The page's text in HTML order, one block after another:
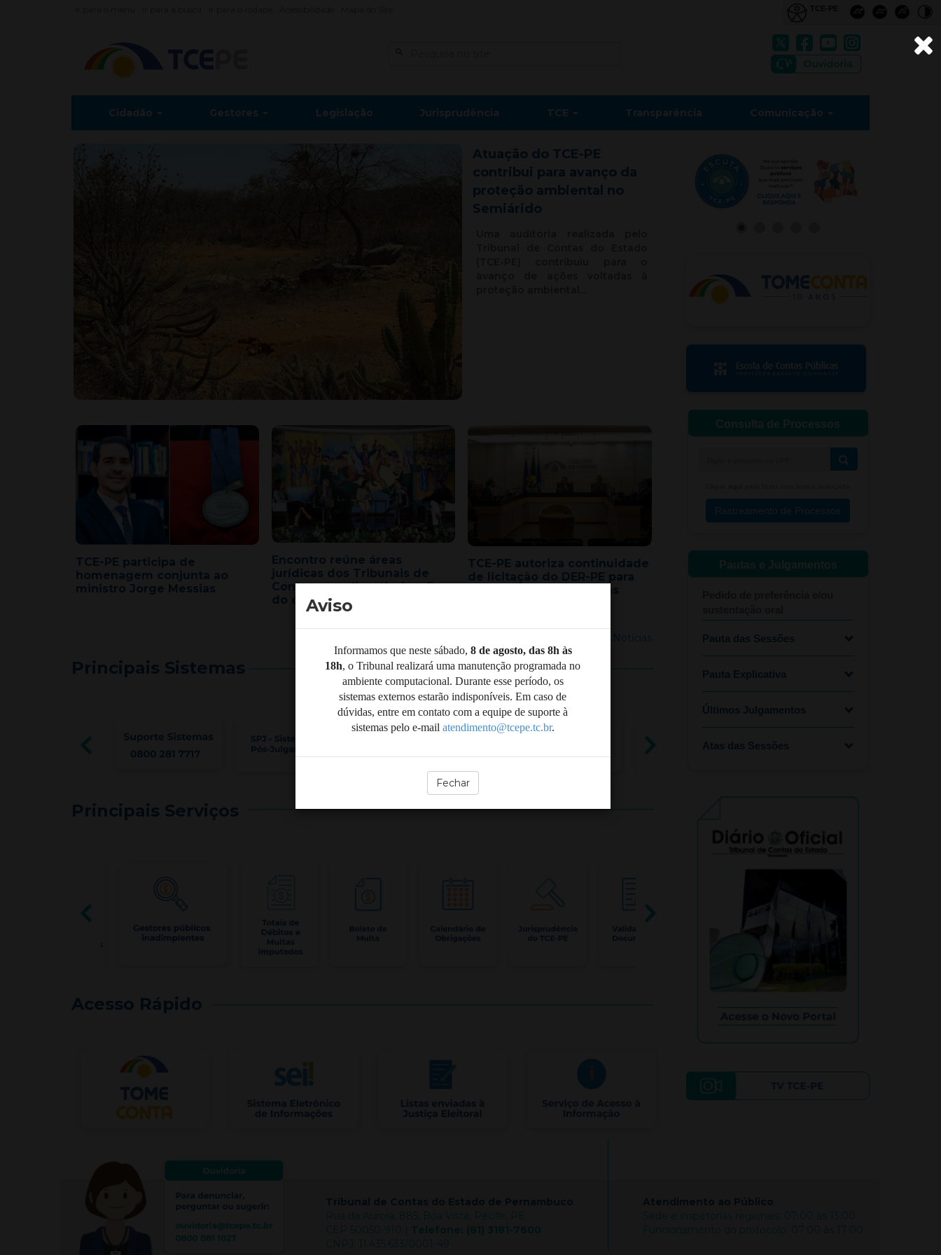
Cidadão Gestores Legislação Jurisprudência TCE Transparência Comunicação
Atuação do TCE-PE
contribui para avanço da
proteção ambiental no
Semiárido
TCE-PE participa de
homenagem conjunta ao
ministro Jorge Messias
Encontro reúne áreas
jurídicas dos Tribunais de
Contas para discutir desafios
do controle externo
TCE-PE autoriza continuidade
de licitação do DER-PE para
recuperacão de rodovias
+ Notícias
Principais Sistemas
Principais Serviços
Acesso Rápido
Rua da Aurora, 885, Boa Vista, Recife, PE
CEP 50050-910 | Telefone: (81) 3181-7600
CNPJ: 11.435.633/0001-49
Sede e inspetorias regionais: 07:00 às 13:00
Funcionamento do protocolo: 07:00 às 17:00
Aviso
Informamos que neste sábado, 8 de agosto, das 8h às
18h, o Tribunal realizará uma manutenção programada no
ambiente computacional. Durante esse período, os
sistemas externos estarão indisponíveis. Em caso de
dúvidas, entre em contato com a equipe de suporte à
sistemas pelo e-mail atendimento@tcepe.tc.br.
Fechar